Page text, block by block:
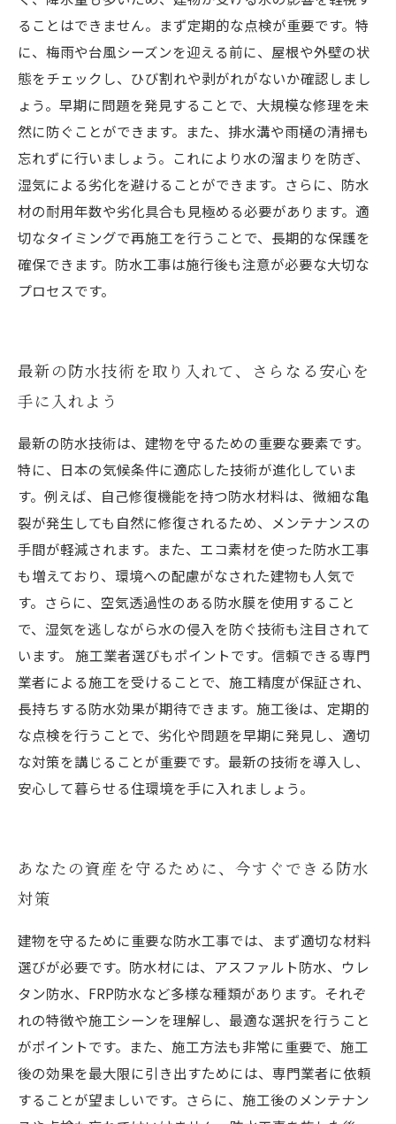
ることはできません。まず定期的な点検が重要です。特
に、梅雨や台風シーズンを迎える前に、屋根や外壁の状
態をチェックし、ひび割れや剥がれがないか確認しまし
ょう。早期に問題を発見することで、大規模な修理を未
然に防ぐことができます。また、排水溝や雨樋の清掃も
忘れずに行いましょう。これにより水の溜まりを防ぎ、
湿気による劣化を避けることができます。さらに、防水
材の耐用年数や劣化具合も見極める必要があります。適
切なタイミングで再施工を行うことで、長期的な保護を
確保できます。防水工事は施行後も注意が必要な大切な
プロセスです。
最新の防水技術を取り入れて、さらなる安心を
手に入れよう
最新の防水技術は、建物を守るための重要な要素です。
特に、日本の気候条件に適応した技術が進化していま
す。例えば、自己修復機能を持つ防水材料は、微細な亀
裂が発生しても自然に修復されるため、メンテナンスの
手間が軽減されます。また、エコ素材を使った防水工事
も増えており、環境への配慮がなされた建物も人気で
す。さらに、空気透過性のある防水膜を使用すること
で、湿気を逃しながら水の侵入を防ぐ技術も注目されて
います。 施工業者選びもポイントです。信頼できる専門
業者による施工を受けることで、施工精度が保証され、
長持ちする防水効果が期待できます。施工後は、定期的
な点検を行うことで、劣化や問題を早期に発見し、適切
な対策を講じることが重要です。最新の技術を導入し、
安心して暮らせる住環境を手に入れましょう。
あなたの資産を守るために、今すぐできる防水
対策
建物を守るために重要な防水工事では、まず適切な材料
選びが必要です。防水材には、アスファルト防水、ウレ
タン防水、FRP防水など多様な種類があります。それぞ
れの特徴や施工シーンを理解し、最適な選択を行うこと
がポイントです。また、施工方法も非常に重要で、施工
後の効果を最大限に引き出すためには、専門業者に依頼
することが望ましいです。さらに、施工後のメンテナン